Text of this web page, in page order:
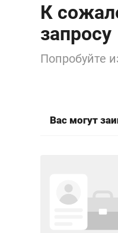
К
запросу
Попробуйте
Вас могут